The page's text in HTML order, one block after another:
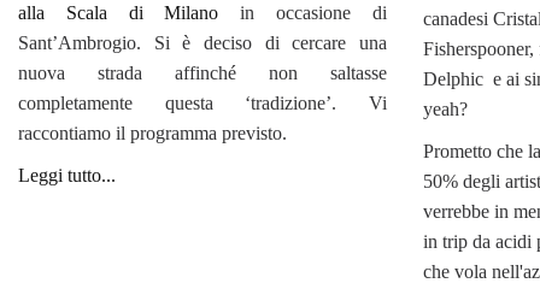
alla Scala di Milano in occasione di
Sant’Ambrogio. Si è deciso di cercare una
nuova strada affinché non saltasse
completamente questa ‘tradizione’. Vi
raccontiamo il programma previsto.
Leggi tutto...
canadesi
Delphic e ai
yeah?
Prometto che
50% degli
verrebbe in
in trip da acidi
che vola